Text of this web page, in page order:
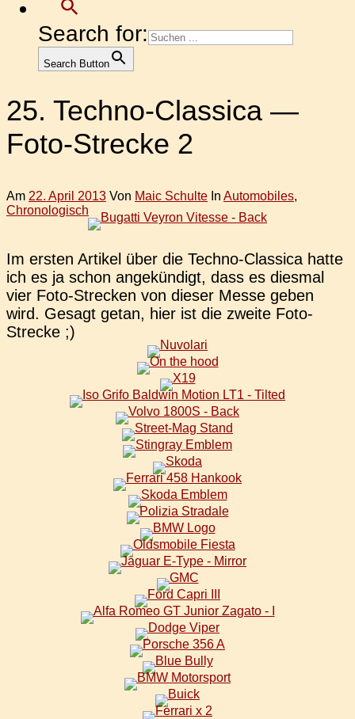
Search for:
Search Button
25. Techno-Classica —
Foto-Strecke 2
Am 22. April 2013 Von Maic Schulte In Automobiles,
Chronologisch
Im ersten Arti­kel über die Techno-Clas­si­ca hatte
ich es ja schon ange­kün­digt, dass es dies­mal
vier Foto-Stre­cken von dieser Messe geben
wird. Gesagt getan, hier ist die zweite Foto-
Strecke ;)